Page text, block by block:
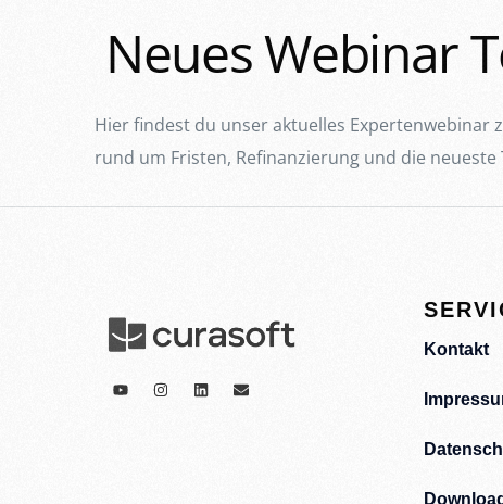
Neues Webinar
Hier findest du unser aktuelles Expertenwebinar
rund um Fristen, Refinanzierung und die neueste
Kontakt